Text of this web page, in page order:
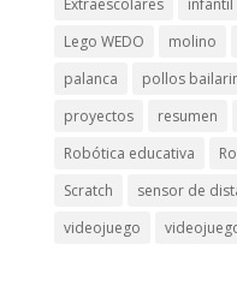
panel
panel
panel
panel
Extraescolares
infantil
Lego WEDO
molino
palanca
pollos
proyectos
resumen
Robótica educativa
Scratch
sensor de
videojuego